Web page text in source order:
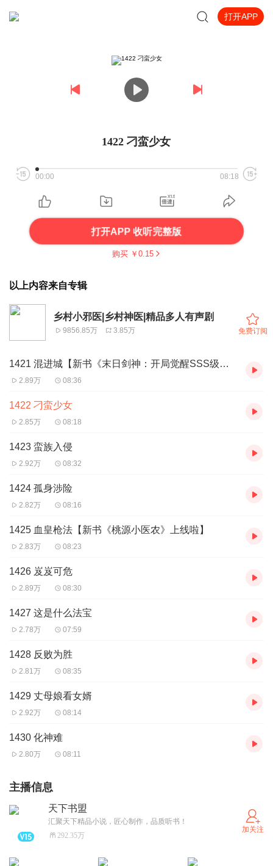
打开APP
1422 刁蛮少女
00:00 08:18
打开APP 收听完整版
购买 ￥ 0.15
以上内容来自专辑
乡村小邪医|乡村神医|精品多人有声剧
9856.85万 3.85万 免费订阅
1421 混进城【新书《末日剑神：开局觉醒SSS级天赋，震惊全球》上线啦】
2.89万 08:36
1422 刁蛮少女
2.85万 08:18
1423 蛮族入侵
2.92万 08:32
1424 孤身涉险
2.82万 08:16
1425 血皇枪法【新书《桃源小医农》上线啦】
2.83万 08:23
1426 岌岌可危
2.89万 08:30
1427 这是什么法宝
2.78万 07:59
1428 反败为胜
2.81万 08:35
1429 丈母娘看女婿
2.92万 08:14
1430 化神难
2.80万 08:11
主播信息
天下书盟
汇聚天下精品小说，匠心制作，品质听书！
292.35万
加关注